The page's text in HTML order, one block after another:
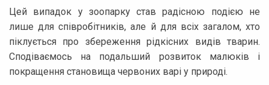
Цей випадок у зоопарку став радісною подією не
лише для співробітників, але й для всіх загалом, хто
піклується про збереження рідкісних видів тварин.
Сподіваємось на подальший розвиток малюків і
покращення становища червоних варі у природі.